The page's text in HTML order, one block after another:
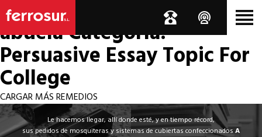
Los por si acaso de la
abuelaCategoría:
Persuasive Essay Topic For
College
CARGAR MÁS REMEDIOS
Le hacemos llegar, allí donde esté, y en tiempo récord,
sus pedidos de mosquiteras y sistemas de cubiertas confeccionadosA